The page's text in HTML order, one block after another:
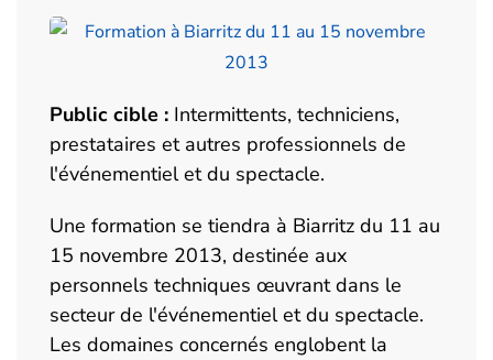
Public cible : Intermittents, techniciens,
prestataires et autres professionnels de
l'événementiel et du spectacle.
Une formation se tiendra à Biarritz du 11 au
15 novembre 2013, destinée aux
personnels techniques œuvrant dans le
secteur de l'événementiel et du spectacle.
Les domaines concernés englobent la